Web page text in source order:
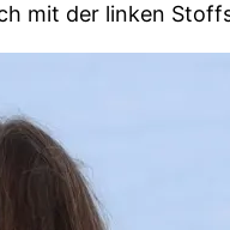
mit der linken